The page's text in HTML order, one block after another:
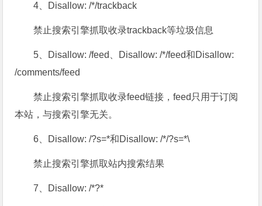
4、Disallow: /*/trackback
禁止搜索引擎抓取收录trackback等垃圾信息
5、Disallow: /feed、Disallow: /*/feed和Disallow:
/comments/feed
禁止搜索引擎抓取收录feed链接，feed只用于订阅
本站，与搜索引擎无关。
6、Disallow: /?s=*和Disallow: /*/?s=*\
禁止搜索引擎抓取站内搜索结果
7、Disallow: /*?*